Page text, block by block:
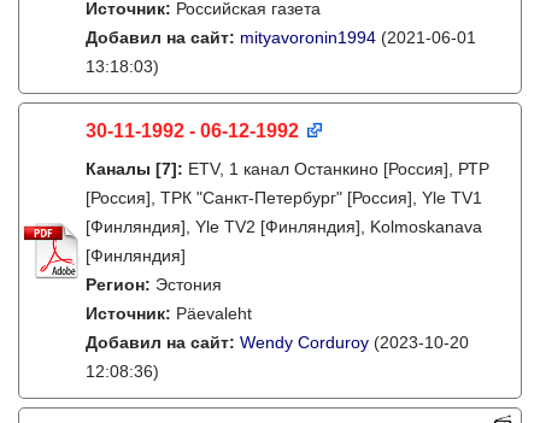
Источник: Российская газета
Добавил на сайт: mityavoronin1994 (2021-06-01
13:18:03)
30-11-1992 - 06-12-1992
Каналы [7]: ETV, 1 канал Останкино [Россия], РТР
[Россия], ТРК "Санкт-Петербург" [Россия], Yle TV1
[Финляндия], Yle TV2 [Финляндия], Kolmoskanava
[Финляндия]
Регион: Эстония
Источник: Päevaleht
Добавил на сайт: Wendy Corduroy (2023-10-20
12:08:36)